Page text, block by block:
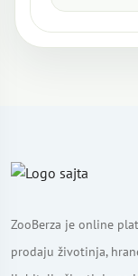
ZooBerza je online
prodaju životinja,